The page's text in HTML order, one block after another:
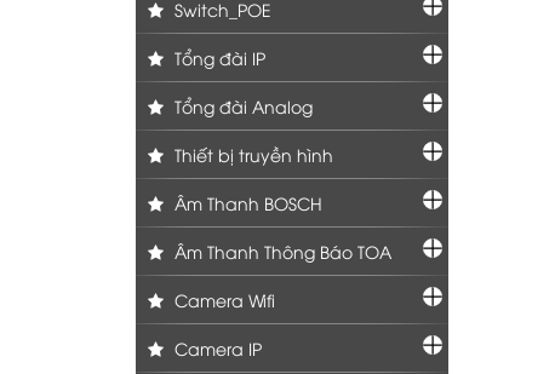
Switch_POE
Tổng đài IP
Tổng đài Analog
Thiết bị truyền hình
Âm Thanh BOSCH
Âm Thanh Thông Báo TOA
Camera Wifi
Camera IP